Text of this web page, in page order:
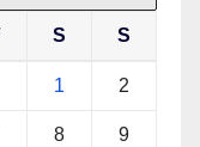
S S
1 2
8 9